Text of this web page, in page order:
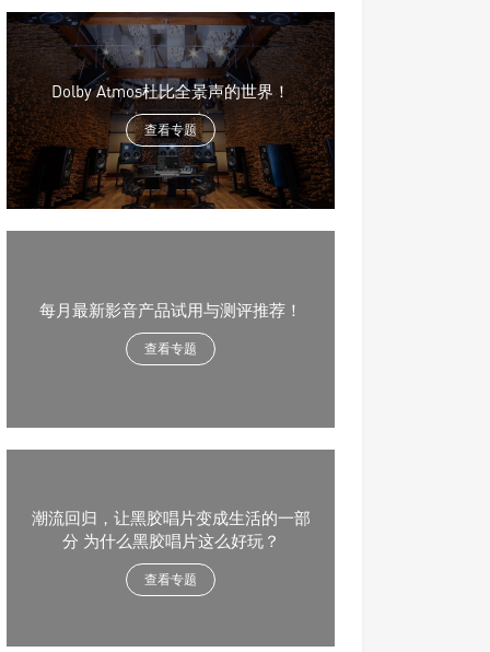
Dolby Atmos杜比全景声的世界！
查看专题
每月最新影音产品试用与测评推荐！
查看专题
潮流回归，让黑胶唱片变成生活的一部
分 为什么黑胶唱片这么好玩？
查看专题